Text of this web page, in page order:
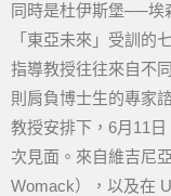
同時是杜伊斯堡──埃
「東亞未來」受訓的
指導教授往往來自不
則肩負博士生的專家
教授安排下，6月11
次見面。來自維吉尼
Womack），以及在